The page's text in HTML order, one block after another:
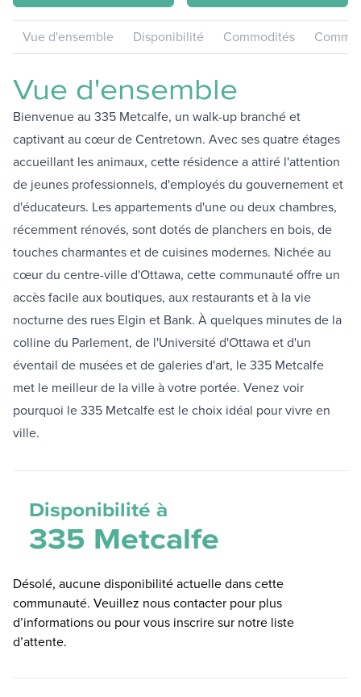
Vue d'ensemble Disponibilité Commodités
Vue d'ensemble
Bienvenue au 335 Metcalfe, un walk-up branché et
captivant au cœur de Centretown. Avec ses quatre étages
accueillant les animaux, cette résidence a attiré l'attention
de jeunes professionnels, d'employés du gouvernement et
d'éducateurs. Les appartements d'une ou deux chambres,
récemment rénovés, sont dotés de planchers en bois, de
touches charmantes et de cuisines modernes. Nichée au
cœur du centre-ville d'Ottawa, cette communauté offre un
accès facile aux boutiques, aux restaurants et à la vie
nocturne des rues Elgin et Bank. À quelques minutes de la
colline du Parlement, de l'Université d'Ottawa et d'un
éventail de musées et de galeries d'art, le 335 Metcalfe
met le meilleur de la ville à votre portée. Venez voir
pourquoi le 335 Metcalfe est le choix idéal pour vivre en
ville.
Disponibilité à
335 Metcalfe
Désolé, aucune disponibilité actuelle dans cette
communauté. Veuillez nous contacter pour plus
d’informations ou pour vous inscrire sur notre liste
d’attente.